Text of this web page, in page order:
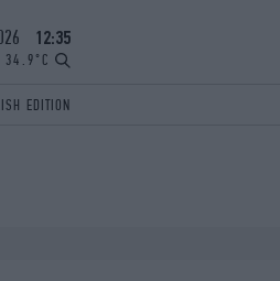
12:35
34.9°C
EDITION